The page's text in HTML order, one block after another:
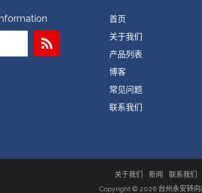
首页
关于我们
产品列表
博客
常见问题
联系我们
关于我们 新闻 联系我们
Copyright © 2026 台州永安转